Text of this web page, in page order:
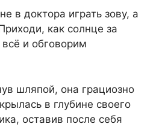
в доктора играть зову, а
как солнце за
всё и обговорим
шляпой, она грациозно
в глубине своего
оставив после себя